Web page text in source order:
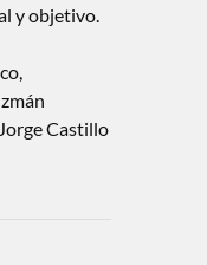
y objetivo.
Castillo